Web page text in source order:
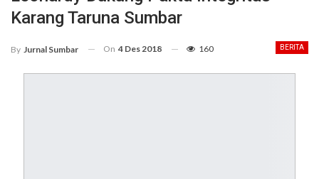
Karang Taruna Sumbar
BERITA
By Jurnal Sumbar On 4 Des 2018 160